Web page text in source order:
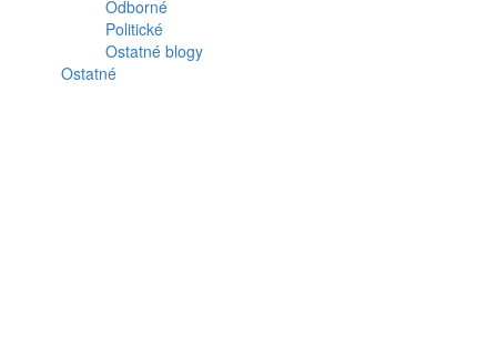
Odborné
Politické
Ostatné blogy
Ostatné